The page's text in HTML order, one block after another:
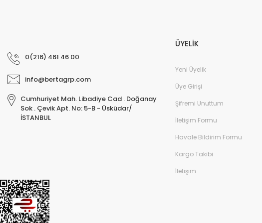
0(216) 461 46 00
info@bertagrp.com
Cumhuriyet Mah. Libadiye Cad . Doğanay
Sok . Çevik Apt. No: 5-B - Üsküdar/
İSTANBUL
ÜYELİK
Yeni Üyelik
Üye Girişi
Şifremi Unuttum
İletişim Formu
Havale Bildirim Formu
Kargo Takibi
İletişim